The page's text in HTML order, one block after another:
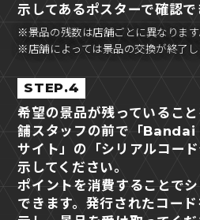
示してあるポスターで確認で
※景品の残数は店舗ごとに異なります
※店舗によっては景品の交換が終了し
STEP.4
希望の景品が残っているこ
舗スタッフの前で「
サイト」の「シリアルコー
示してください。
ポイントを消費することで
できます。発行されたコー